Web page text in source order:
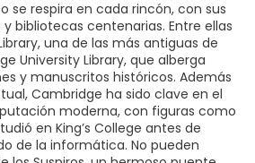
se respira en cada rincón, con sus
bibliotecas centenarias. Entre ellas
una de las más antiguas de
University Library, que alberga
y manuscritos históricos. Además
Cambridge ha sido clave en el
moderna, con figuras como
en King’s College antes de
de la informática. No pueden